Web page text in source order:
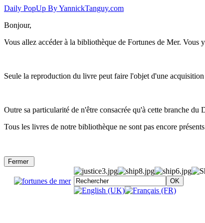
Daily PopUp By YannickTanguy.com
Bonjour,
Vous allez accéder à la bibliothèque de Fortunes de Mer. Vous
Seule la reproduction du livre peut faire l'objet d'une
Outre sa particularité de n'être consacrée qu'à cette branche
Tous les livres de notre bibliothèque ne sont pas encore